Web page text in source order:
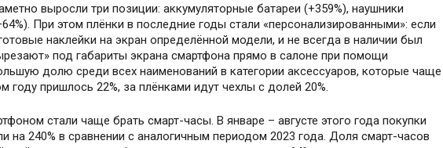
выросли три позиции: аккумуляторные батареи (+359%), наушники
При этом плёнки в последние годы стали «персонализированными»: если
наклейки на экран определённой модели, и не всегда в наличии был
под габариты экрана смартфона прямо в салоне при помощи
долю среди всех наименований в категории аксессуаров, которые чаще
году пришлось 22%, за плёнками идут чехлы с долей 20%.
стали чаще брать смарт-часы. В январе – августе этого года покупки
на 240% в сравнении с аналогичным периодом 2023 года. Доля смарт-часов